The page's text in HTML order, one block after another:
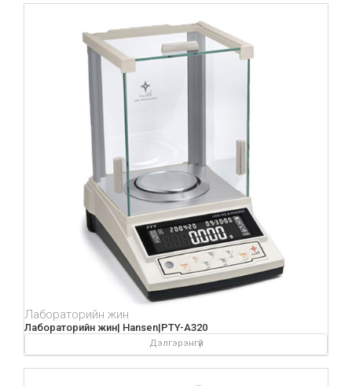
Лабораторийн жин
Лабораторийн жин| Hansen|PTY-A320
Дэлгэрэнгүй